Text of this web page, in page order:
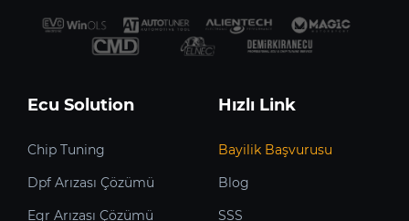
Ecu Solution
Chip Tuning
Dpf Arızası Çözümü
Egr Arızası Çözümü
Hızlı Link
Bayilik Başvurusu
Blog
SSS